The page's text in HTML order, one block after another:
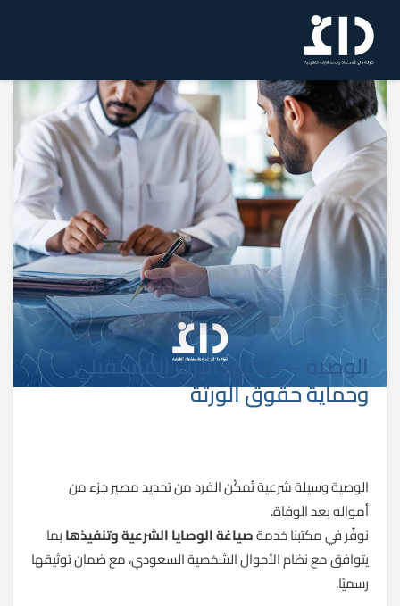
الوصية — تنظيم الإرث المستقبلي
وحماية حقوق الورثة
الوصية وسيلة شرعية تُمكّن الفرد من تحديد مصير جزء من
أمواله بعد الوفاة.
نوفّر في مكتبنا خدمةصياغة الوصايا الشرعية وتنفيذهابما
يتوافق مع نظام الأحوال الشخصية السعودي، مع ضمان توثيقها
رسميًا.